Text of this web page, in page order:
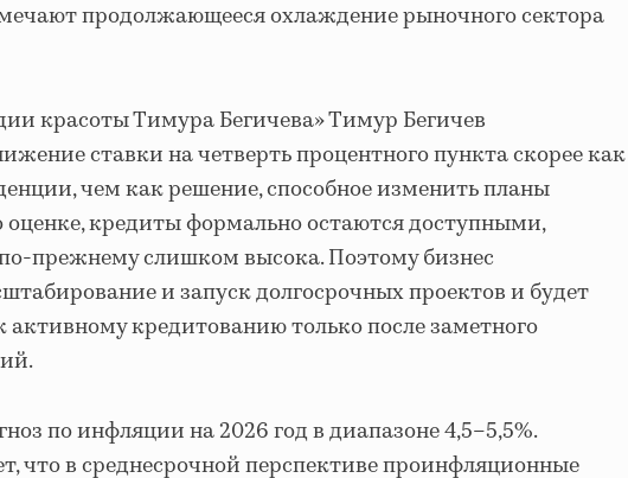
продолжающееся охлаждение рыночного сектора
красоты Тимура Бегичева» Тимур Бегичев
ставки на четверть процентного пункта скорее как
чем как решение, способное изменить планы
кредиты формально остаются доступными,
прежнему слишком высока. Поэтому бизнес
и запуск долгосрочных проектов и будет
активному кредитованию только после заметного
по инфляции на 2026 год в диапазоне 4,5–5,5%.
что в среднесрочной перспективе проинфляционные